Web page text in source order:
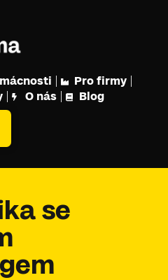
Pro firmy
O nás Blog
se